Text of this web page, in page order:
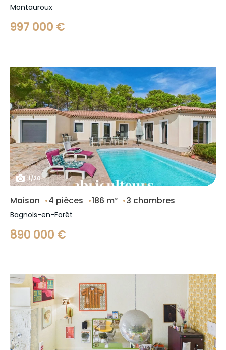
Montauroux
997 000 €
1/20
Maison 4 pièces 186 m² 3 chambres
Bagnols-en-Forêt
890 000 €